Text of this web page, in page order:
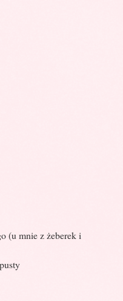
(u mnie z żeberek i